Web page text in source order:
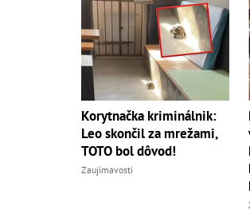
Korytnačka kriminálnik:
Leo skončil za mrežami,
TOTO bol dôvod!
Zaujímavosti